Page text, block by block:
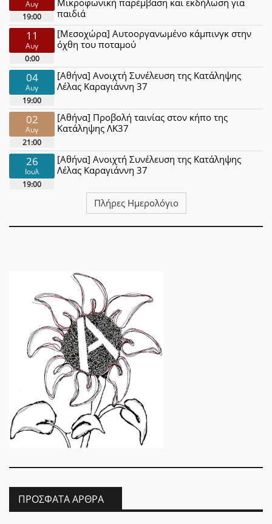
Αυγ
19:00
παιδιά
11
Αυγ
0:00
[Μεσοχώρα] Αυτοοργανωμένο κάμπινγκ στην
όχθη του ποταμού
04
Αυγ
19:00
[Αθήνα] Ανοιχτή Συνέλευση της Κατάληψης
Λέλας Καραγιάννη 37
02
Αυγ
21:00
[Αθήνα] Προβολή ταινίας στον κήπο της
Κατάληψης ΛΚ37
26
Ιουλ
19:00
[Αθήνα] Ανοιχτή Συνέλευση της Κατάληψης
Λέλας Καραγιάννη 37
Πλήρες Ημερολόγιο
ΠΡΌΣΦΑΤΑ ΆΡΘΡΑ